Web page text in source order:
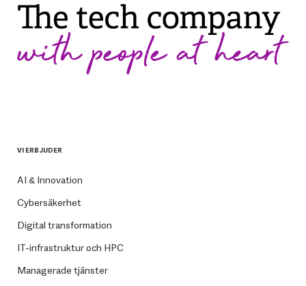
VI ERBJUDER
AI & Innovation
Cybersäkerhet
Digital transformation
IT-infrastruktur och HPC
Managerade tjänster